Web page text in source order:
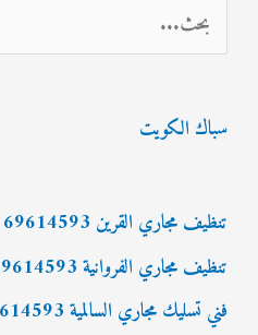
ل
ح
ع
سباك الكويت
تنظيف مجاري القرين 69614593
تنظيف مجاري الفروانية 69614593
فني تسليك مجاري السالمية 69614593